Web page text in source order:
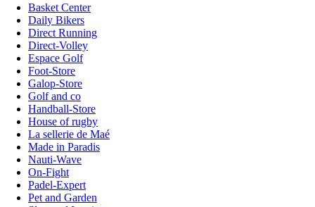
Basket Center
Daily Bikers
Direct Running
Direct-Volley
Espace Golf
Foot-Store
Galop-Store
Golf and co
Handball-Store
House of rugby
La sellerie de Maé
Made in Paradis
Nauti-Wave
On-Fight
Padel-Expert
Pet and Garden